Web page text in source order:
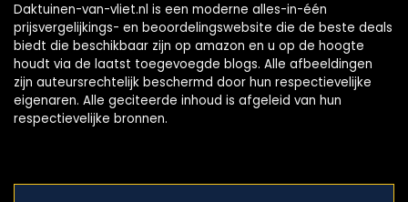
Daktuinen-van-vliet.nl is een moderne alles-in-één
prijsvergelijkings- en beoordelingswebsite die de beste deals
biedt die beschikbaar zijn op amazon en u op de hoogte
houdt via de laatst toegevoegde blogs. Alle afbeeldingen
zijn auteursrechtelijk beschermd door hun respectievelijke
eigenaren. Alle geciteerde inhoud is afgeleid van hun
respectievelijke bronnen.